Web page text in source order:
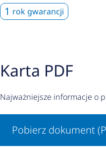
1 rok gwarancji
Karta PDF
Najważniejsze informacje o
Pobierz dokument